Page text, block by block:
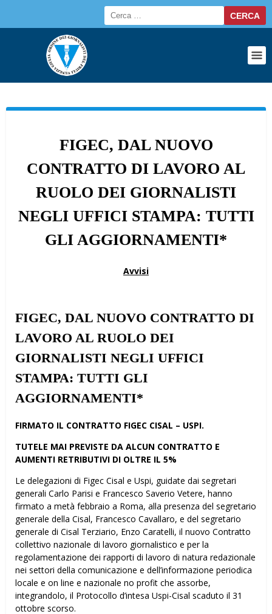
FIGEC, DAL NUOVO
CONTRATTO DI LAVORO AL
RUOLO DEI GIORNALISTI
NEGLI UFFICI STAMPA: TUTTI
GLI AGGIORNAMENTI*
Avvisi
FIGEC, DAL NUOVO CONTRATTO DI
LAVORO AL RUOLO DEI
GIORNALISTI NEGLI UFFICI
STAMPA: TUTTI GLI
AGGIORNAMENTI*
FIRMATO IL CONTRATTO FIGEC CISAL – USPI.
TUTELE MAI PREVISTE DA ALCUN CONTRATTO E
AUMENTI RETRIBUTIVI DI OLTRE IL 5%
Le delegazioni di Figec Cisal e Uspi, guidate dai segretari
generali Carlo Parisi e Francesco Saverio Vetere, hanno
firmato a metà febbraio a Roma, alla presenza del segretario
generale della Cisal, Francesco Cavallaro, e del segretario
generale di Cisal Terziario, Enzo Caratelli, il nuovo Contratto
collettivo nazionale di lavoro giornalistico e per la
regolamentazione dei rapporti di lavoro di natura redazionale
nei settori della comunicazione e dell’informazione periodica
locale e on line e nazionale no profit che assorbe,
integrandolo, il Protocollo d’intesa Uspi-Cisal scaduto il 31
ottobre scorso.